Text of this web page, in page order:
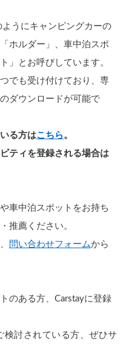
うにキャンピングカーの
ホルダー」、車中泊スポ
」とお呼びしています。
でも受け付けており、専
ダウンロードが可能で
る方はこちら。
ティを登録される場合は
車中泊スポットをお持ち
推薦ください。
問い合わせフォームから
のある方、Carstayに登録
検討されている方、ぜひサ